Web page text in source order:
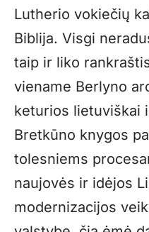
Lutherio vokiečių
Biblija. Visgi
taip ir liko
viename Berlyno
keturios lietuviškai
Bretkūno knygos
tolesniems
naujovės ir idėjos
modernizacijos